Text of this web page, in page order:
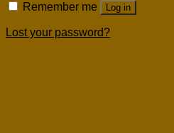
Remember me Log in
Lost your password?